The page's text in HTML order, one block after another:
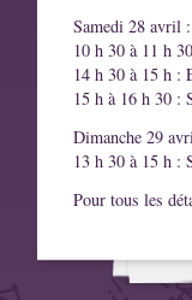
Samedi 28 avril :
10 h 30 à 11 h
14 h 30 à 15 h :
15 h à 16 h 30 :
Dimanche 29
13 h 30 à 15 h :
Pour tous les